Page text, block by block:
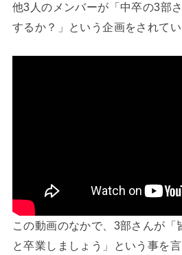
他3人のメンバーが「中卒の3部
するか？」という企画をされてい
この動画のなかで、3部さんが「
と卒業しましょう」という事を